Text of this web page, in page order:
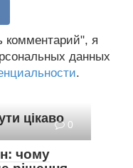
комментарий", я
данных
.
цікаво 0
чому